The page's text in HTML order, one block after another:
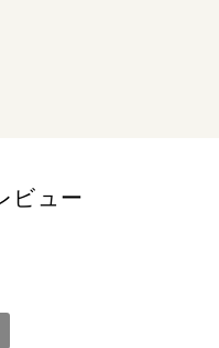
ビュー